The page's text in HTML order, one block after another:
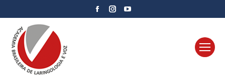
FacebookInstagram